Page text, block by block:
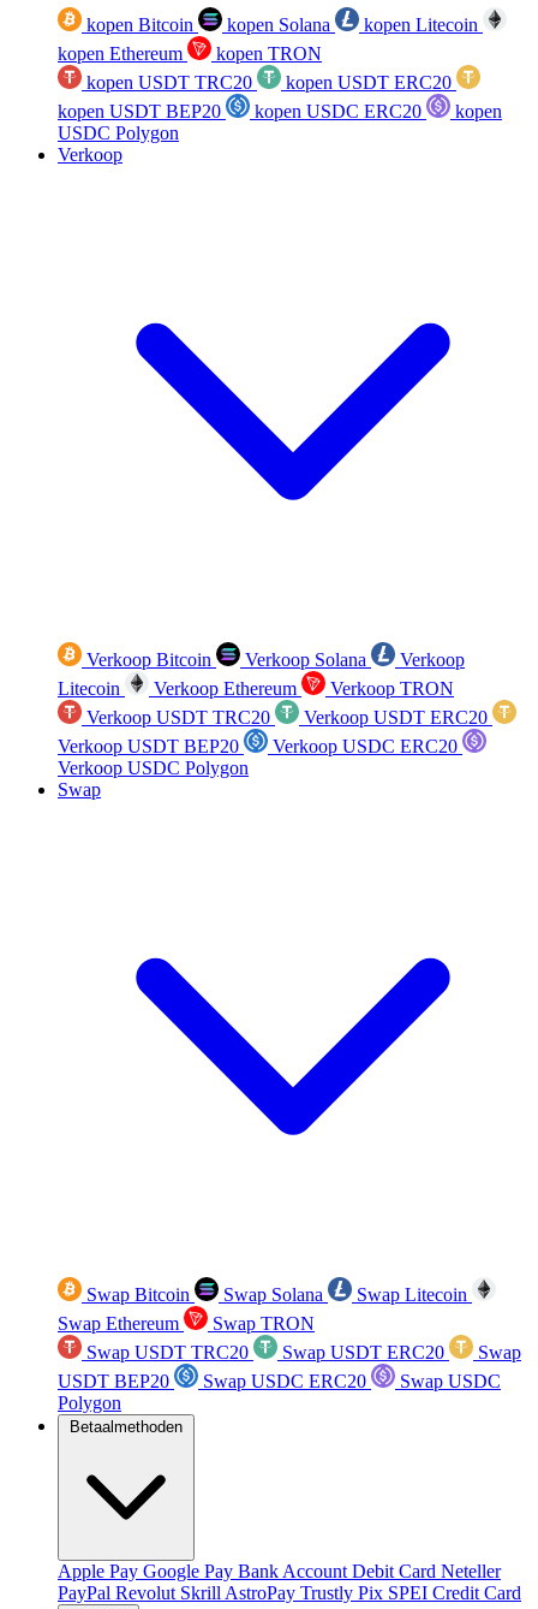
kopen Bitcoin kopen Solana
kopen Litecoin
kopen Ethereum
kopen TRON
kopen USDT TRC20
kopen USDT ERC20
kopen USDT BEP20
kopen USDC ERC20
kopen
USDC Polygon
Verkoop
Verkoop Bitcoin Verkoop Solana
Verkoop
Litecoin
Verkoop Ethereum
Verkoop TRON
Verkoop USDT TRC20
Verkoop USDT ERC20
Verkoop USDT BEP20
Verkoop USDC ERC20
Verkoop USDC Polygon
Swap
Swap Bitcoin Swap Solana
Swap Litecoin
Swap Ethereum
Swap TRON
Swap USDT TRC20
Swap USDT ERC20
Swap
USDT BEP20
Swap USDC ERC20
Swap USDC
Polygon
Betaalmethoden
Apple Pay Google Pay Bank Account Debit Card Neteller
PayPal Revolut Skrill AstroPay Trustly Pix SPEI Credit Card